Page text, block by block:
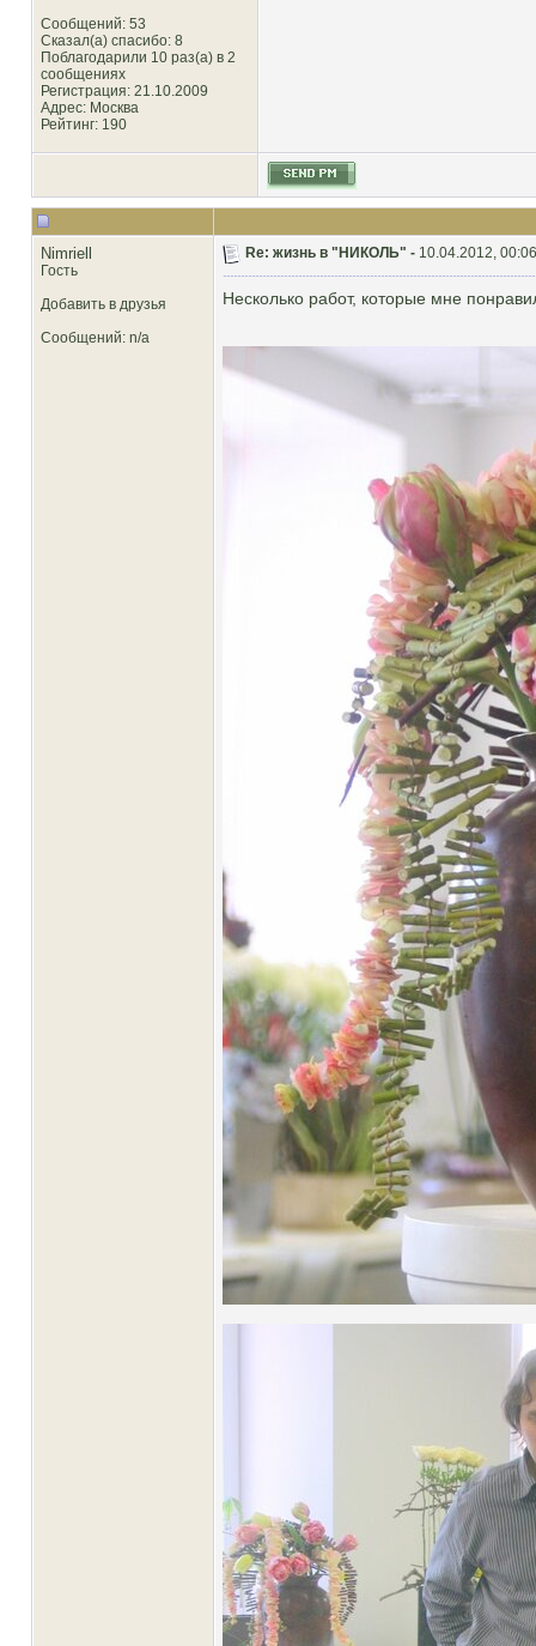
Сообщений: 53
Сказал(а) спасибо: 8
Поблагодарили 10 раз(а) в 2
сообщениях
Регистрация: 21.10.2009
Адрес: Москва
Рейтинг: 190
Nimriell
Гость
Добавить в друзья
Сообщений: n/a
Re: жизнь в "НИКОЛЬ" - 10.04.2012, 00:06
Несколько работ, которые мне